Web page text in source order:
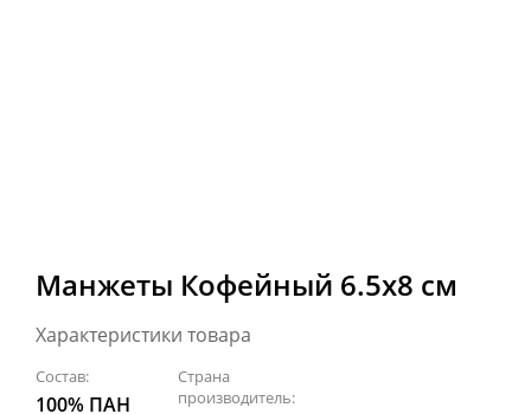
Манжеты Кофейный 6.5х8 см
Характеристики товара
Состав:
100% ПАН
Страна
производитель: